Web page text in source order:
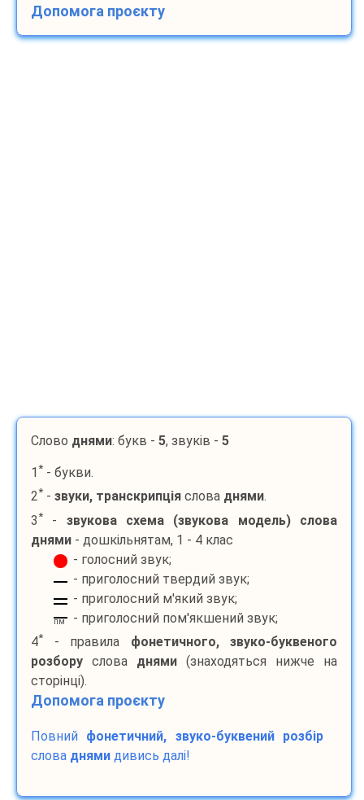
Допомога проєкту
Слово днями: букв - 5, звуків - 5
1 * - букви.
2* - звуки, транскрипція слова днями.
3* - звукова схема (звукова модель) слова
днями - дошкільнятам, 1 - 4 клас
- голосний звук;
- приголосний твердий звук;
- приголосний м'який звук;
пм
- приголосний пом'якшений звук;
4* - правила фонетичного, звуко-буквеного
розбору слова днями (знаходяться нижче на
сторінці).
Допомога проєкту
Повний фонетичний, звуко-буквений розбір
слова днями дивись далі!